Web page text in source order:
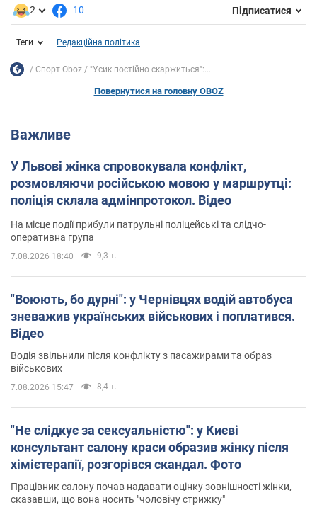
2 10 Підписатися
Теги Редакційна політика
Спорт Oboz "Усик постійно скаржиться":...
Повернутися на головну OBOZ
Важливе
У Львові жінка спровокувала конфлікт,
розмовляючи російською мовою у маршрутці:
поліція склала адмінпротокол. Відео
На місце події прибули патрульні поліцейські та слідчо-
оперативна група
7.08.2026 18:40 9,3 т.
"Воюють, бо дурні": у Чернівцях водій автобуса
зневажив українських військових і поплатився.
Відео
Водія звільнили після конфлікту з пасажирами та образ
військових
7.08.2026 15:47 8,4 т.
"Не слідкує за сексуальністю": у Києві
консультант салону краси образив жінку після
хімієтерапії, розгорівся скандал. Фото
Працівник салону почав надавати оцінку зовнішності жінки,
сказавши, що вона носить "чоловічу стрижку"